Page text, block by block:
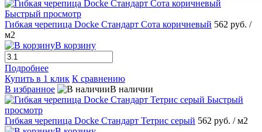
Быстрый просмотр
Гибкая черепица Docke Стандарт Сота коричневый 562 руб. /
м2
В корзину
Подробнее
Купить в 1 клик К сравнению
В избранное
В наличии
Быстрый
просмотр
Гибкая черепица Docke Стандарт Тетрис серый 562 руб. / м2